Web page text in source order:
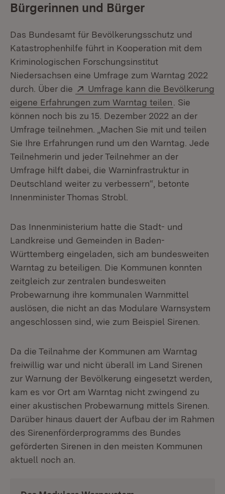
Bürgerinnen und Bürger
Das Bundesamt für Bevölkerungsschutz und
Katastrophenhilfe führt in Kooperation mit dem
Kriminologischen Forschungsinstitut
Niedersachsen eine Umfrage zum Warntag 2022
durch. Über die
Extern:
Umfrage kann die Bevölkerung
eigene Erfahrungen zum Warntag teilen (Öffnet in
. Sie
können noch bis zu 15. Dezember 2022 an der
Umfrage teilnehmen. „Machen Sie mit und teilen
Sie Ihre Erfahrungen rund um den Warntag. Jede
Teilnehmerin und jeder Teilnehmer an der
Umfrage hilft dabei, die Warninfrastruktur in
Deutschland weiter zu verbessern“, betonte
Innenminister Thomas Strobl.
Das Innenministerium hatte die Stadt- und
Landkreise und Gemeinden in Baden-
Württemberg eingeladen, sich am bundesweiten
Warntag zu beteiligen. Die Kommunen konnten
zeitgleich zur zentralen bundesweiten
Probewarnung ihre kommunalen Warnmittel
auslösen, die nicht an das Modulare Warnsystem
angeschlossen sind, wie zum Beispiel Sirenen.
Da die Teilnahme der Kommunen am Warntag
freiwillig war und nicht überall im Land Sirenen
zur Warnung der Bevölkerung eingesetzt werden,
kam es vor Ort am Warntag nicht zwingend zu
einer akustischen Probewarnung mittels Sirenen.
Darüber hinaus dauert der Aufbau der im Rahmen
des Sirenenförderprogramms des Bundes
geförderten Sirenen in den meisten Kommunen
aktuell noch an.